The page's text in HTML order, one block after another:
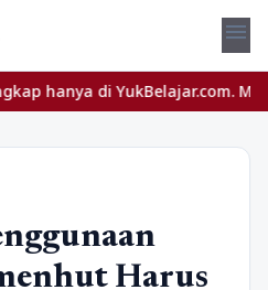
menu
YukBelajar.com. Mulai
Harus